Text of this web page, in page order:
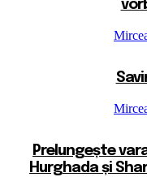
Prelungește
Hurghada și